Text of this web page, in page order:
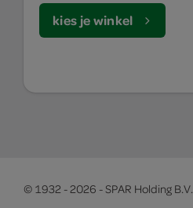
kies je winkel
© 1932 - 2026 - SPAR Holding B.V.